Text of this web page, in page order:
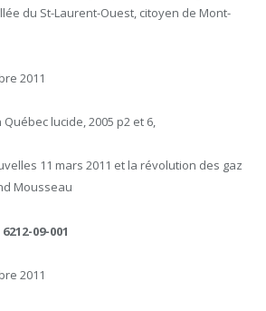
du St-Laurent-Ouest, citoyen de Mont-
2011
lucide, 2005 p2 et 6,
11 mars 2011 et la révolution des gaz
Mousseau
09-001
2011